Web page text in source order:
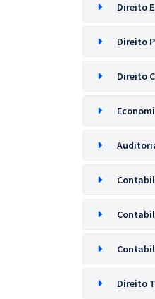
Direito
Direito
Direito
Direito